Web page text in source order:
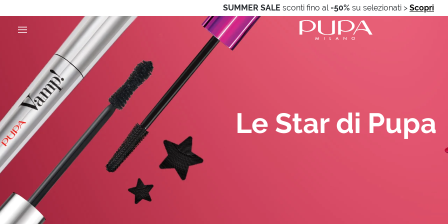
SUMMER SALE sconti fino al -50% su selezionati > Scopri
Le Star di Pupa